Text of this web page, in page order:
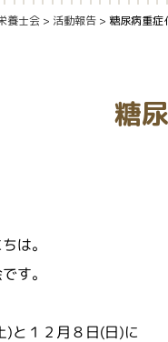
養士会 > 活動報告 > 糖尿病重症
糖
は。
す。
)と１２月８日(日)に